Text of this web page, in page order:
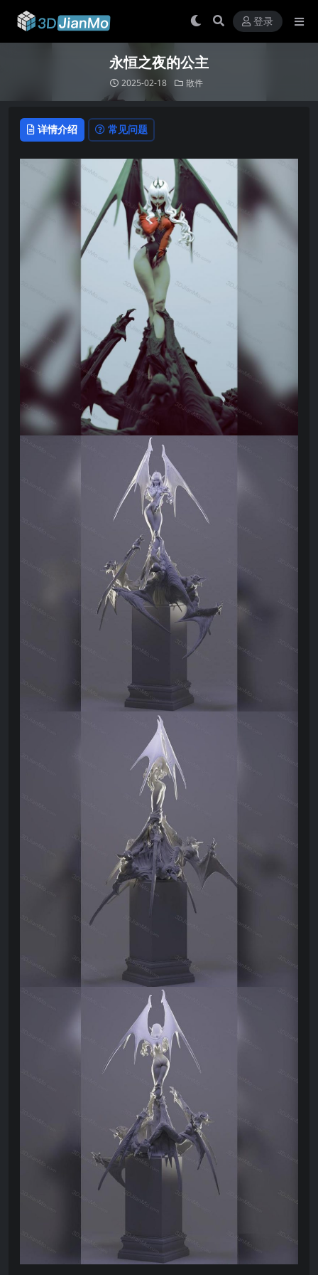
登录
永恒之夜的公主
2025-02-18 散件
详情介绍 常见问题